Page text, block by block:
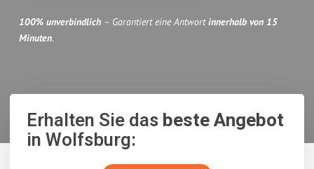
100% unverbindlich – Garantiert eine Antwortinnerhalb von 15
Minuten.
Erhalten Sie dasbeste Angebot
in Wolfsburg: